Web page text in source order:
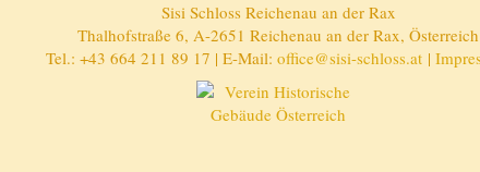
Sisi Schloss Reichenau an der Rax
Thalhofstraße 6, A-2651 Reichenau an der Rax, Österreich
Tel.: +43 664 211 89 17 | E-Mail: office@sisi-schloss.at |